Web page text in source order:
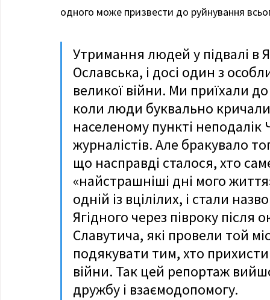
одного може призвести до руйнування
Утримання людей у підвалі в
Ославська, і досі один з
великої війни. Ми приїхали
коли люди буквально
населеному пункті неподалік
журналістів. Але бракувало
що насправді сталося, хто
«найстрашніші дні мого
одній із вцілілих, і стали
Ягідного через півроку після
Славутича, які провели той
подякувати тим, хто
війни. Так цей репортаж
дружбу і взаємодопомогу.